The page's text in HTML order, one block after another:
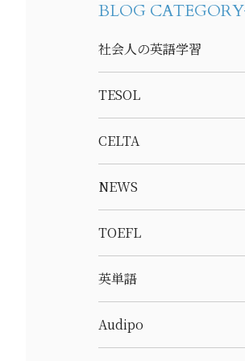
BLOG CATEGORY
社会人の英語学習
TESOL
CELTA
NEWS
TOEFL
英単語
Audipo